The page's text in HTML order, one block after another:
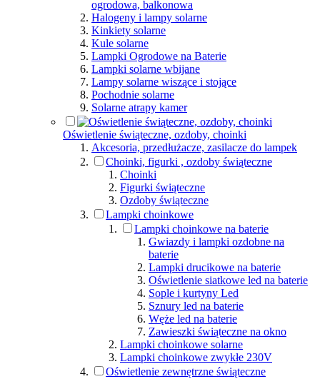
ogrodowa, balkonowa
Halogeny i lampy solarne
Kinkiety solarne
Kule solarne
Lampki Ogrodowe na Baterie
Lampki solarne wbijane
Lampy solarne wiszące i stojące
Pochodnie solarne
Solarne atrapy kamer
Oświetlenie świąteczne, ozdoby, choinki
Akcesoria, przedłużacze, zasilacze do lampek
Choinki, figurki , ozdoby świąteczne
Choinki
Figurki świąteczne
Ozdoby świąteczne
Lampki choinkowe
Lampki choinkowe na baterie
Gwiazdy i lampki ozdobne na
baterie
Lampki drucikowe na baterie
Oświetlenie siatkowe led na baterie
Sople i kurtyny Led
Sznury led na baterie
Węże led na baterie
Zawieszki świąteczne na okno
Lampki choinkowe solarne
Lampki choinkowe zwykłe 230V
Oświetlenie zewnętrzne świąteczne